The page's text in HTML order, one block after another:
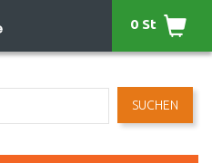
SUCHEN
0 St